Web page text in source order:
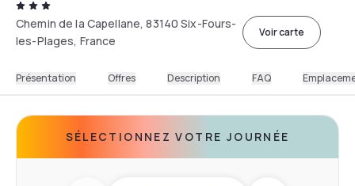
Chemin de la Capellane, 83140 Six-Fours-
les-Plages, France
Voir carte
Présentation Offres Description FAQ
SÉLECTIONNEZ VOTRE JOURNÉE